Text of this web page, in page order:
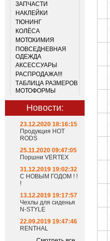
ЗАПЧАСТИ
НАКЛЕЙКИ
ТЮНИНГ
КОЛЁСА
МОТОХИМИЯ
ПОВСЕДНЕВНАЯ
ОДЕЖДА
АКСЕССУАРЫ
РАСПРОДАЖА!!!
ТАБЛИЦА РАЗМЕРОВ
МОТОФОРМЫ
Новости:
23.12.2020 18:16:15
Продукция HOT
RODS
25.11.2020 09:47:05
Поршни VERTEX
31.12.2019 19:02:32
С НОВЫМ ГОДОМ ! !
!
13.12.2019 19:17:57
Чехлы для сиденья
N-STYLE
22.09.2019 19:47:46
RENTHAL